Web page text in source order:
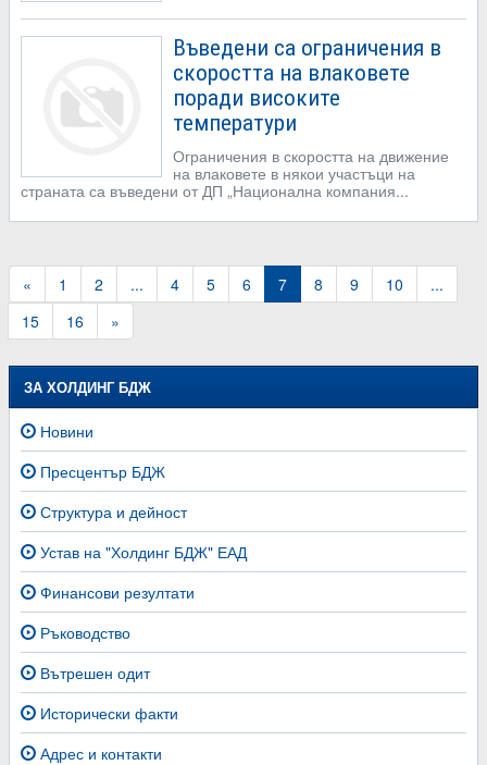
Въведени са ограничения в
скоростта на влаковете
поради високите
температури
Ограничения в скоростта на движение
на влаковете в някои участъци на
страната са въведени от ДП „Национална компания...
« 1 2 ... 4 5 6 7 8 9 10
...
15
16 »
ЗА ХОЛДИНГ БДЖ
Новини
Пресцентър БДЖ
Структура и дейност
Устав на "Холдинг БДЖ" ЕАД
Финансови резултати
Ръководство
Вътрешен одит
Исторически факти
Адрес и контакти